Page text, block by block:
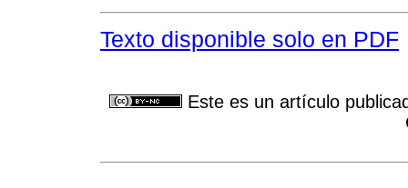
Texto disponible solo en PDF
Este es un artículo